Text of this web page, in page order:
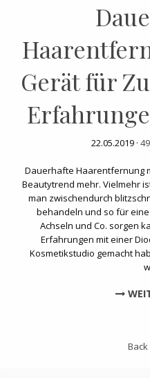
Gerät für
22.05.2019 · 49
Dauerhafte Haarentfernung
Beautytrend mehr. Vielmehr
man zwischendurch
behandeln und so für
Achseln und Co. sorgen
Erfahrungen mit einer
Kosmetikstudio gemacht